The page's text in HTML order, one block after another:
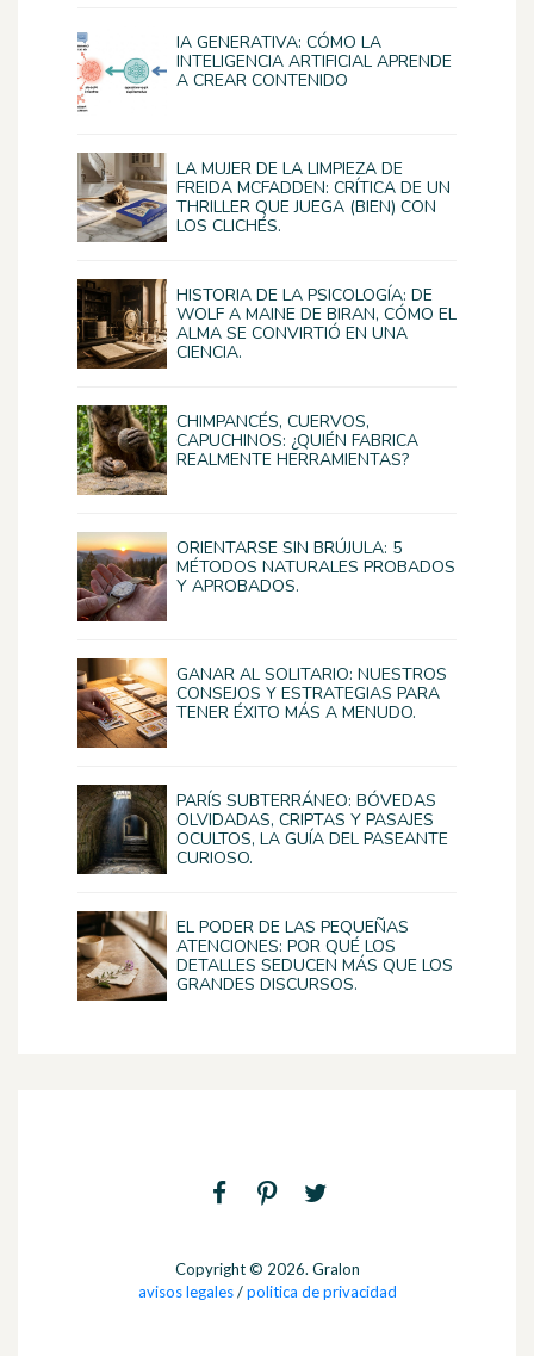
IA GENERATIVA: CÓMO LA
INTELIGENCIA ARTIFICIAL APRENDE
A CREAR CONTENIDO
LA MUJER DE LA LIMPIEZA DE
FREIDA MCFADDEN: CRÍTICA DE UN
THRILLER QUE JUEGA (BIEN) CON
LOS CLICHÉS.
HISTORIA DE LA PSICOLOGÍA: DE
WOLF A MAINE DE BIRAN, CÓMO EL
ALMA SE CONVIRTIÓ EN UNA
CIENCIA.
CHIMPANCÉS, CUERVOS,
CAPUCHINOS: ¿QUIÉN FABRICA
REALMENTE HERRAMIENTAS?
ORIENTARSE SIN BRÚJULA: 5
MÉTODOS NATURALES PROBADOS
Y APROBADOS.
GANAR AL SOLITARIO: NUESTROS
CONSEJOS Y ESTRATEGIAS PARA
TENER ÉXITO MÁS A MENUDO.
PARÍS SUBTERRÁNEO: BÓVEDAS
OLVIDADAS, CRIPTAS Y PASAJES
OCULTOS, LA GUÍA DEL PASEANTE
CURIOSO.
EL PODER DE LAS PEQUEÑAS
ATENCIONES: POR QUÉ LOS
DETALLES SEDUCEN MÁS QUE LOS
GRANDES DISCURSOS.
Copyright © 2026. Gralon
avisos legales/politica de privacidad